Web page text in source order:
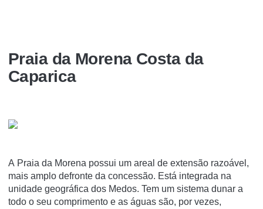
Praia da Morena Costa da
Caparica
A Praia da Morena possui um areal de extensão razoável,
mais amplo defronte da concessão. Está integrada na
unidade geográfica dos Medos. Tem um sistema dunar a
todo o seu comprimento e as águas são, por vezes,